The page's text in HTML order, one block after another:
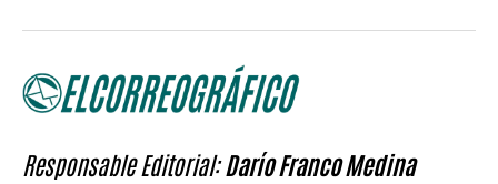
Responsable Editorial:Darío Franco Medina